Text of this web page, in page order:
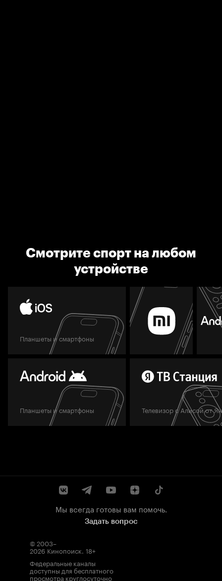
Смотрите спорт на любом
устройстве
Планшеты и смартфоны
Планшеты и смартфоны Телевизор с Алисой от
Мы всегда готовы вам помочь.
Задать вопрос
© 2003–
2026 Кинопоиск. 18+
Федеральные каналы
доступны для бесплатного
просмотра круглосуточно